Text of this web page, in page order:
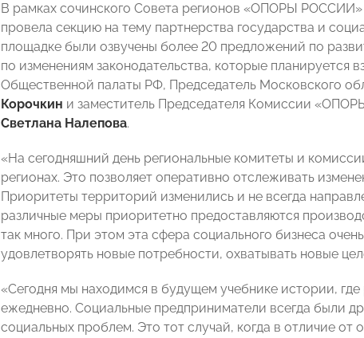
В рамках сочинского Совета регионов «ОПОРЫ
провела секцию на тему партнерства государства и
площадке были озвучены более 20 предложений по
по изменениям законодательства, которые планируется
Общественной палаты РФ, Председатель Московского
Корочкин и заместитель Председателя Комиссии
Светлана Налепова.
«На сегодняшний день региональные комитеты и
регионах. Это позволяет оперативно отслеживать
Приоритеты территорий изменились и не всегда
различные меры приоритетно предоставляются
так много. При этом эта сфера социального бизнеса
удовлетворять новые потребности, охватывать новые
«Сегодня мы находимся в будущем учебнике истории,
ежедневно. Социальные предприниматели всегда были
социальных проблем. Это тот случай, когда в отличие